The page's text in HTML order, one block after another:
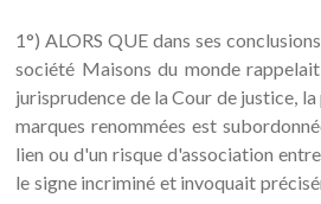
1°) ALORS QUE dans ses
société Maisons du monde
jurisprudence de la Cour de justice,
marques renommées est
lien ou d'un risque d'association
le signe incriminé et invoquait